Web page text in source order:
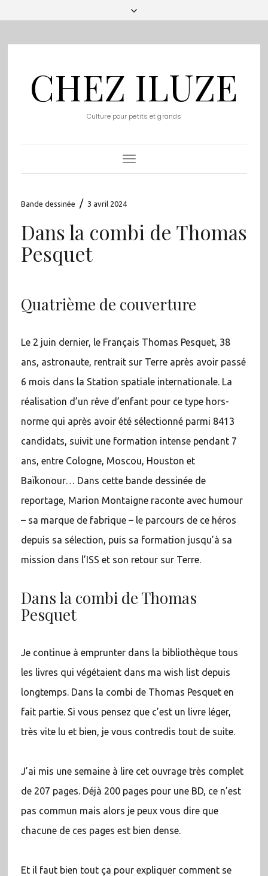
CHEZ ILUZE
Culture pour petits et grands
Toggle
Navigation
Bande dessinée / 3 avril 2024
Dans la combi de Thomas
Pesquet
Quatrième de couverture
Le 2 juin dernier, le Français Thomas Pesquet, 38
ans, astronaute, rentrait sur Terre après avoir passé
6 mois dans la Station spatiale internationale. La
réalisation d’un rêve d’enfant pour ce type hors-
norme qui après avoir été sélectionné parmi 8413
candidats, suivit une formation intense pendant 7
ans, entre Cologne, Moscou, Houston et
Baïkonour… Dans cette bande dessinée de
reportage, Marion Montaigne raconte avec humour
– sa marque de fabrique – le parcours de ce héros
depuis sa sélection, puis sa formation jusqu’à sa
mission dans l’ISS et son retour sur Terre.
Dans la combi de Thomas
Pesquet
Je continue à emprunter dans la bibliothèque tous
les livres qui végétaient dans ma wish list depuis
longtemps. Dans la combi de Thomas Pesquet en
fait partie. Si vous pensez que c’est un livre léger,
très vite lu et bien, je vous contredis tout de suite.
J’ai mis une semaine à lire cet ouvrage très complet
de 207 pages. Déjà 200 pages pour une BD, ce n’est
pas commun mais alors je peux vous dire que
chacune de ces pages est bien dense.
Et il faut bien tout ça pour expliquer comment se